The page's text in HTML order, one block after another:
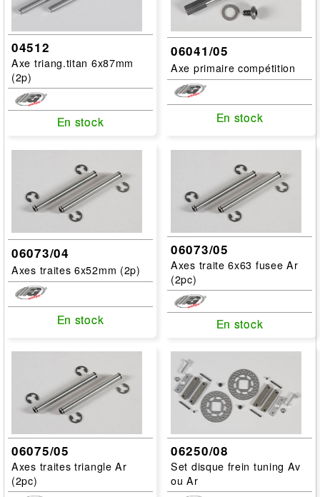
04512
Axe triang.titan 6x87mm
(2p)
En stock
En stock
06041/05
Axe primaire compétition
En stock
En stock
06073/04
Axes traites 6x52mm (2p)
En stock
En stock
06073/05
Axes traite 6x63 fusee Ar
(2pc)
En stock
En stock
06075/05
Axes traites triangle Ar
(2pc)
06250/08
Set disque frein tuning Av
ou Ar